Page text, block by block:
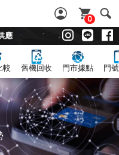
0
應
較 舊機回收 門市據點 門